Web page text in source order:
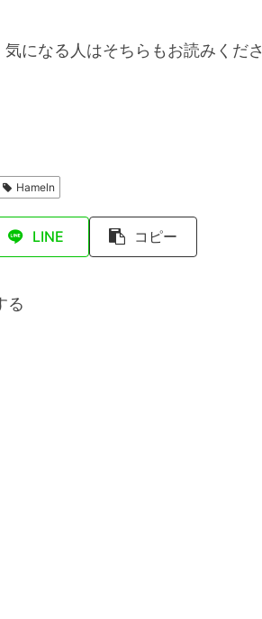
になる人はそちらもお読みくださ
Hameln
LINE コピー
る